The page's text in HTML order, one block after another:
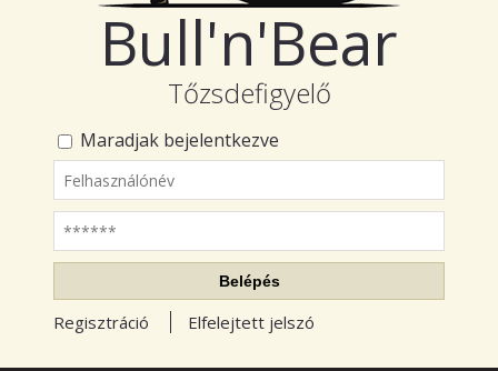
Bull'n'Bear
Tőzsdefigyelő
Maradjak bejelentkezve
Felhasználónév
Jelszó
Belépés
Regisztráció Elfelejtett jelszó